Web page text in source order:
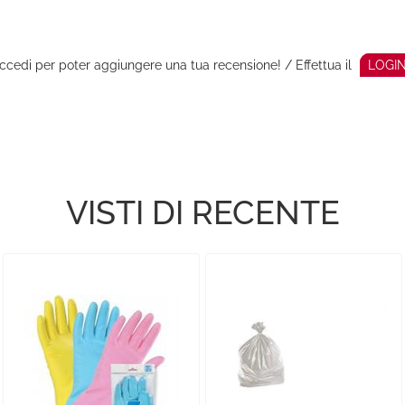
per poter aggiungere una tua recensione! / Effettua il
VISTI DI RECENTE